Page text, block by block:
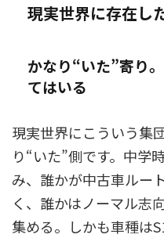
現実世界に存在し
かなり“いた”寄り
てはいる
現実世界にこういう集
り“いた”側です。中学
み、誰かが中古車ルー
く、誰かはノーマル志
集める。しかも車種は